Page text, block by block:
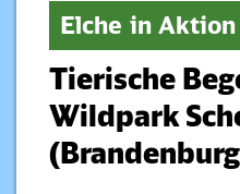
Elche in Aktion
Tierische
Wildpark